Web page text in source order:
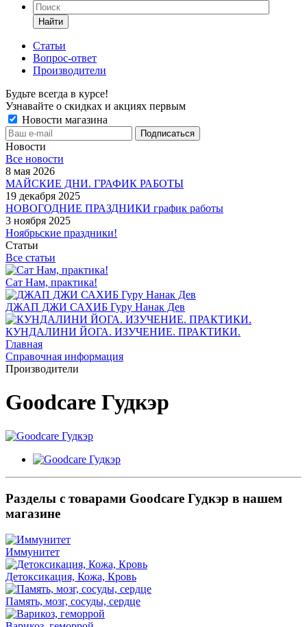
Найти
Статьи
Вопрос-ответ
Производители
Будьте всегда в курсе!
Узнавайте о скидках и акциях первым
Новости магазина
Новости
Все новости
8 мая 2026
МАЙСКИЕ ДНИ. ГРАФИК РАБОТЫ
19 декабря 2025
НОВОГОДНИЕ ПРАЗДНИКИ график работы
3 ноября 2025
Ноябрьские праздники!
Статьи
Все статьи
Сат Нам, практика!
ДЖАП ДЖИ САХИБ Гуру Нанак Дев
КУНДАЛИНИ ЙОГА. ИЗУЧЕНИЕ. ПРАКТИКИ.
Главная
Справочная информация
Производители
Goodcare Гудкэр
Разделы с товарами Goodcare Гудкэр в нашем
магазине
Иммунитет
Детоксикация, Кожа, Кровь
Память, мозг, сосуды, сердце